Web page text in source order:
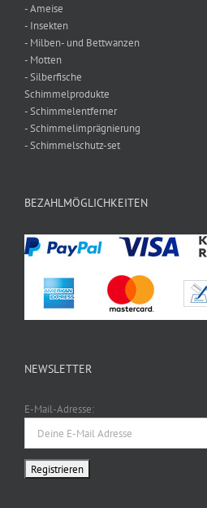
- Ameise
- Insekten
- Milben- und Bettwanzen
- Motten
- Silberfische
Schimmelprodukte
- Schimmelentferner
- Schimmelimprägnierung
- Schimmelschutz-set
BEZAHLMÖGLICHKEITEN
NEWSLETTER
E-Mail-Adresse: